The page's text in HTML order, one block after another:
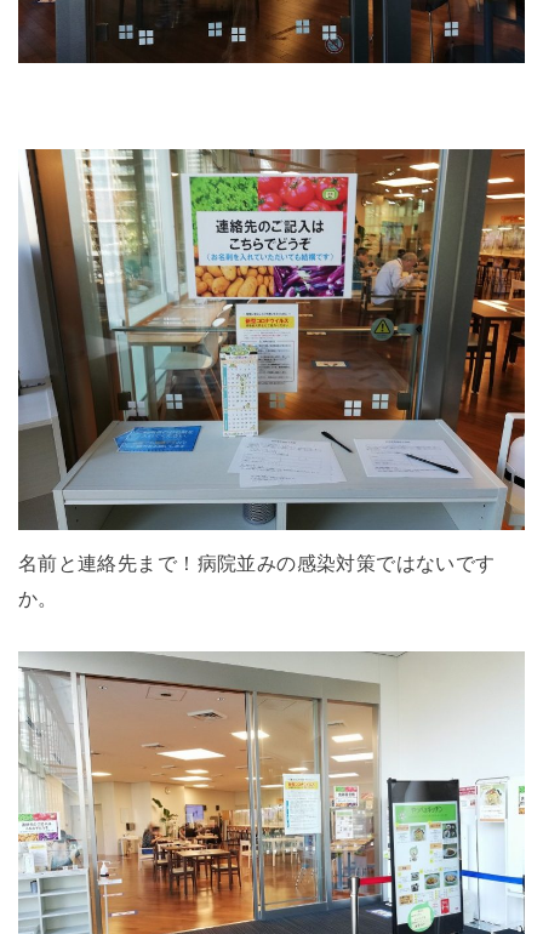
名前と連絡先まで！病院並みの感染対策ではないです
か。